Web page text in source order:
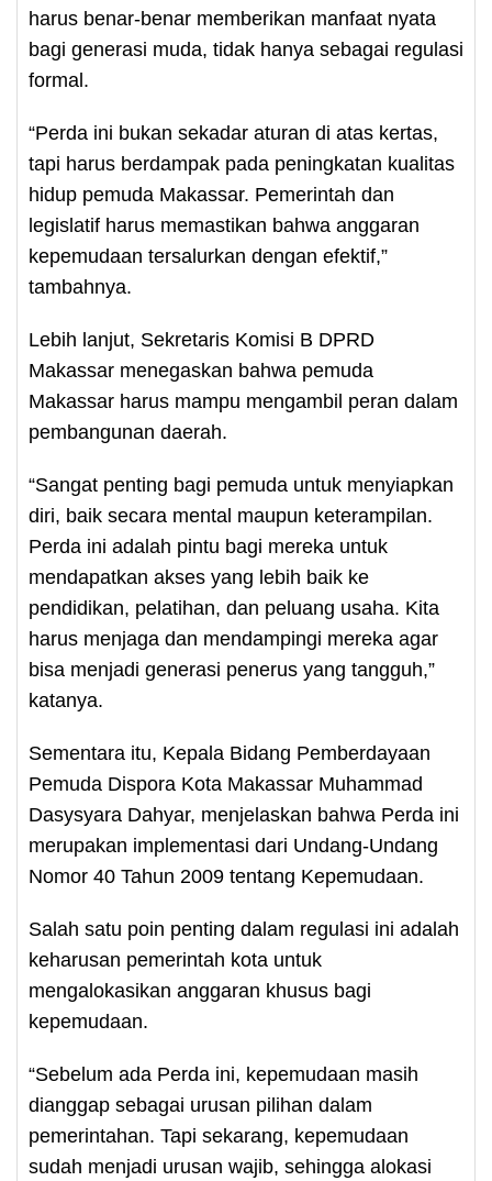
harus benar-benar memberikan manfaat nyata
bagi generasi muda, tidak hanya sebagai regulasi
formal.
“Perda ini bukan sekadar aturan di atas kertas,
tapi harus berdampak pada peningkatan kualitas
hidup pemuda Makassar. Pemerintah dan
legislatif harus memastikan bahwa anggaran
kepemudaan tersalurkan dengan efektif,”
tambahnya.
Lebih lanjut, Sekretaris Komisi B DPRD
Makassar menegaskan bahwa pemuda
Makassar harus mampu mengambil peran dalam
pembangunan daerah.
“Sangat penting bagi pemuda untuk menyiapkan
diri, baik secara mental maupun keterampilan.
Perda ini adalah pintu bagi mereka untuk
mendapatkan akses yang lebih baik ke
pendidikan, pelatihan, dan peluang usaha. Kita
harus menjaga dan mendampingi mereka agar
bisa menjadi generasi penerus yang tangguh,”
katanya.
Sementara itu, Kepala Bidang Pemberdayaan
Pemuda Dispora Kota Makassar Muhammad
Dasysyara Dahyar, menjelaskan bahwa Perda ini
merupakan implementasi dari Undang-Undang
Nomor 40 Tahun 2009 tentang Kepemudaan.
Salah satu poin penting dalam regulasi ini adalah
keharusan pemerintah kota untuk
mengalokasikan anggaran khusus bagi
kepemudaan.
“Sebelum ada Perda ini, kepemudaan masih
dianggap sebagai urusan pilihan dalam
pemerintahan. Tapi sekarang, kepemudaan
sudah menjadi urusan wajib, sehingga alokasi